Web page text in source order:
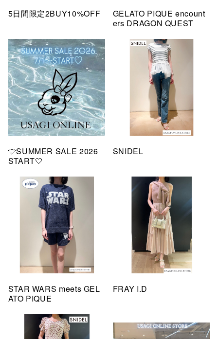
5日間限定2BUY10%OFF
GELATO PIQUE encount
ers DRAGON QUEST
🩵SUMMER SALE 2026
START🤍
SNIDEL
STAR WARS meets GEL
ATO PIQUE
FRAY I.D